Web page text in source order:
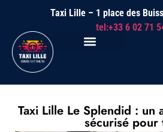
Taxi Lille – 1 place des
tel:+33 6 02 71
Taxi Lille Le Splendid : un
sécurisé pour